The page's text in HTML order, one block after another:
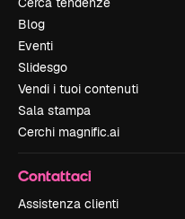
Blog
Eventi
Slidesgo
Vendi i tuoi contenuti
Sala stampa
Cerchi magnific.ai
Contattaci
Assistenza clienti